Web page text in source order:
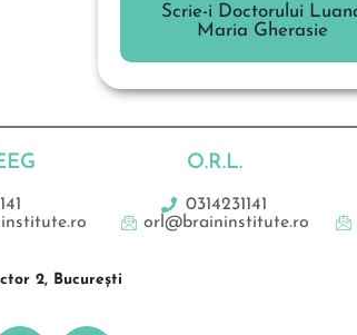
Scrie-i Doctorului
Maria Gherasie
O.R.L.
0314231141
orl@braininstitute.ro
2, București